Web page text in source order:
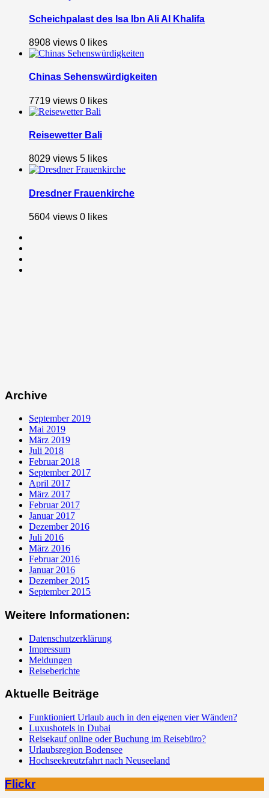
Scheichpalast des Isa Ibn Ali Al Khalifa
8908 views 0 likes
Chinas Sehenswürdigkeiten
7719 views 0 likes
Reisewetter Bali
8029 views 5 likes
Dresdner Frauenkirche
5604 views 0 likes
Archive
September 2019
Mai 2019
März 2019
Juli 2018
Februar 2018
September 2017
April 2017
März 2017
Februar 2017
Januar 2017
Dezember 2016
Juli 2016
März 2016
Februar 2016
Januar 2016
Dezember 2015
September 2015
Weitere Informationen:
Datenschutzerklärung
Impressum
Meldungen
Reiseberichte
Aktuelle Beiträge
Funktioniert Urlaub auch in den eigenen vier Wänden?
Luxushotels in Dubai
Reisekauf online oder Buchung im Reisebüro?
Urlaubsregion Bodensee
Hochseekreutzfahrt nach Neuseeland
Flickr